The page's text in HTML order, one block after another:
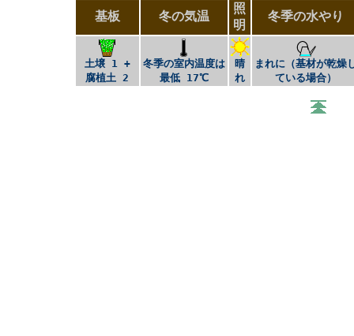
基板 冬の気温
照
明
冬季の水やり
土壌 1 +
腐植土 2
冬季の室内温度は
最低 17℃
晴
れ
まれに（基材が乾燥
ている場合）